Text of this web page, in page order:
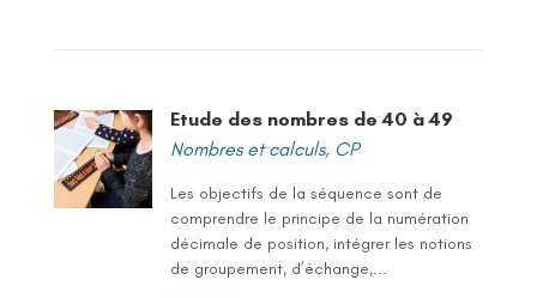
Etude des nombres de 40 à 49
Nombres et calculs, CP
Les objectifs de la séquence sont de
comprendre le principe de la numération
décimale de position, intégrer les notions
de groupement, d’échange,...